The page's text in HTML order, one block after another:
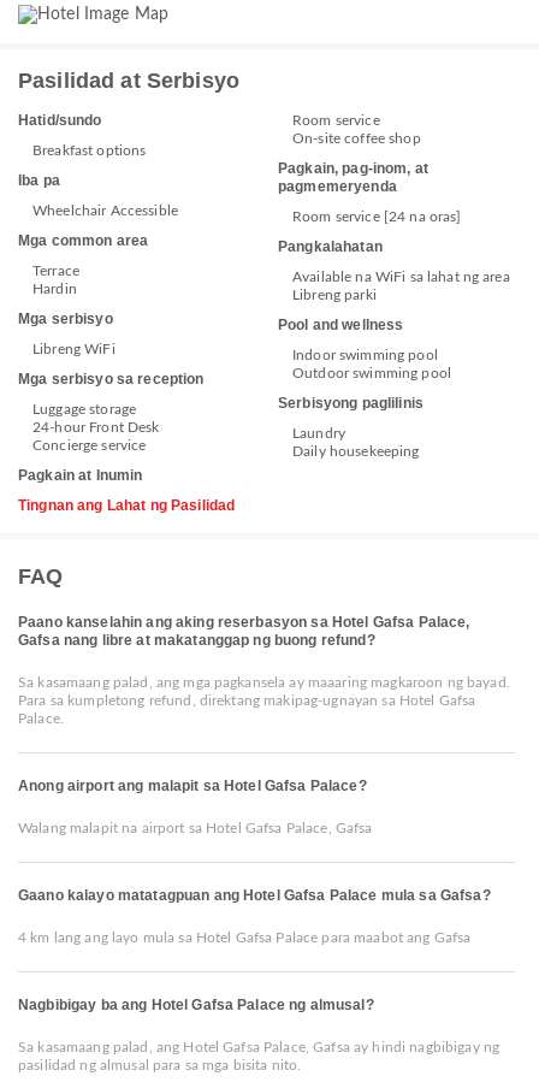
Pasilidad at Serbisyo
Hatid/sundo
Breakfast options
Iba pa
Wheelchair Accessible
Mga common area
Terrace
Hardin
Mga serbisyo
Libreng WiFi
Mga serbisyo sa reception
Luggage storage
24-hour Front Desk
Concierge service
Pagkain at Inumin
Room service
On-site coffee shop
Pagkain, pag-inom, at
pagmemeryenda
Room service [24 na oras]
Pangkalahatan
Available na WiFi sa lahat ng area
Libreng parki
Pool and wellness
Indoor swimming pool
Outdoor swimming pool
Serbisyong paglilinis
Laundry
Daily housekeeping
Tingnan ang Lahat ng Pasilidad
FAQ
Paano kanselahin ang aking reserbasyon sa Hotel Gafsa Palace,
Gafsa nang libre at makatanggap ng buong refund?
Sa kasamaang palad, ang mga pagkansela ay maaaring magkaroon ng bayad.
Para sa kumpletong refund, direktang makipag-ugnayan sa Hotel Gafsa
Palace.
Anong airport ang malapit sa Hotel Gafsa Palace?
Walang malapit na airport sa Hotel Gafsa Palace, Gafsa
Gaano kalayo matatagpuan ang Hotel Gafsa Palace mula sa Gafsa?
4 km lang ang layo mula sa Hotel Gafsa Palace para maabot ang Gafsa
Nagbibigay ba ang Hotel Gafsa Palace ng almusal?
Sa kasamaang palad, ang Hotel Gafsa Palace, Gafsa ay hindi nagbibigay ng
pasilidad ng almusal para sa mga bisita nito.